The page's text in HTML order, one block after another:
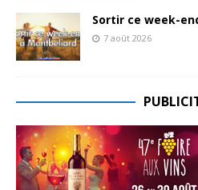
Sortir ce week-
7 août 2026